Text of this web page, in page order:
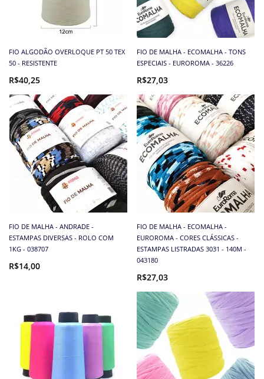
FIO ALGODÃO OVERLOQUE PT 50 TEX
50 - RESISTENTE
R$40,25
FIO DE MALHA - ECOMALHA - TONS
ESPECIAIS - EUROROMA - 36226
R$27,03
FIO DE MALHA - ANDRADE -
ESTAMPAS DIVERSAS - ROLO COM
1KG - 038707
R$14,00
FIO DE MALHA - ECOMALHA -
EUROROMA - CORES CLÁSSICAS -
ESTAMPAS LISTRADAS 3031 - 140M -
043180
R$27,03